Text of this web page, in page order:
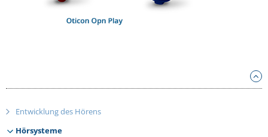
Entwicklungdes Hörens
Hörsysteme